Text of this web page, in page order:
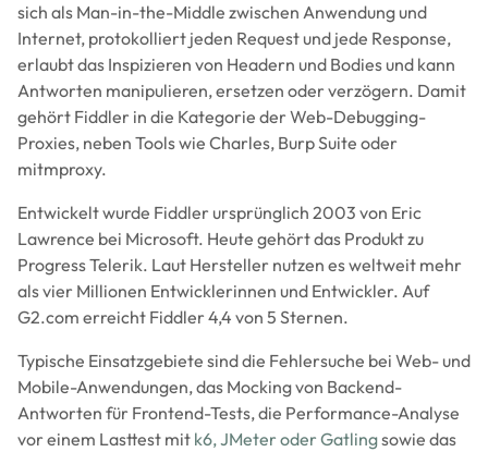
sich als Man-in-the-Middle zwischen Anwendung und
Internet, protokolliert jeden Request und jede Response,
erlaubt das Inspizieren von Headern und Bodies und kann
Antworten manipulieren, ersetzen oder verzögern. Damit
gehört Fiddler in die Kategorie der Web-Debugging-
Proxies, neben Tools wie Charles, Burp Suite oder
mitmproxy.
Entwickelt wurde Fiddler ursprünglich 2003 von Eric
Lawrence bei Microsoft. Heute gehört das Produkt zu
Progress Telerik. Laut Hersteller nutzen es weltweit mehr
als vier Millionen Entwicklerinnen und Entwickler. Auf
G2.com erreicht Fiddler 4,4 von 5 Sternen.
Typische Einsatzgebiete sind die Fehlersuche bei Web- und
Mobile-Anwendungen, das Mocking von Backend-
Antworten für Frontend-Tests, die Performance-Analyse
vor einem Lasttest mit k6, JMeter oder Gatlingsowie das